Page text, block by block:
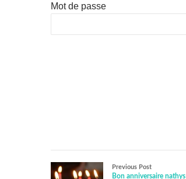
Mot de passe
Previous Post
Bon anniversaire nathys